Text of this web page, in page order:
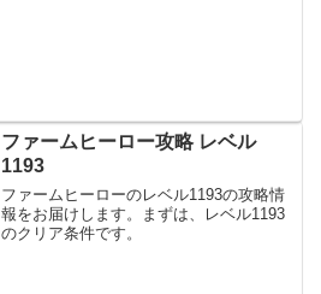
ファームヒーロー攻略 レベル
1193
ファームヒーローのレベル1193の攻略情
報をお届けします。まずは、レベル1193
のクリア条件です。